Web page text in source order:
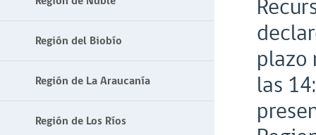
Región del Biobío
Región de La Araucanía
Región de Los Ríos
plazo
las